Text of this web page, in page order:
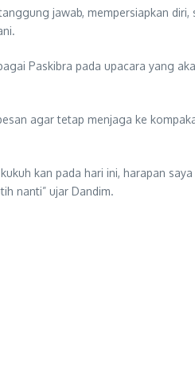
jawab, mempersiapkan
Paskibra pada upacara yang
agar tetap menjaga ke
kan pada hari ini, harapan
nanti” ujar Dandim.